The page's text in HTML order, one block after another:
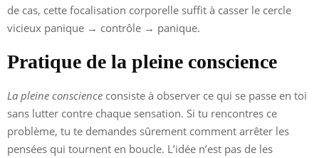
de cas, cette focalisation corporelle suffit à casser le cercle
vicieux panique → contrôle → panique.
Pratique de la pleine conscience
La pleine conscience consiste à observer ce qui se passe en toi
sans lutter contre chaque sensation. Si tu rencontres ce
problème, tu te demandes sûrement comment arrêter les
pensées qui tournent en boucle. L’idée n’est pas de les